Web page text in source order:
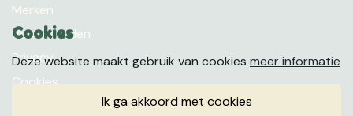
Merken
Voorwaarden
Privacy
Cookies
Cookies
Deze website maakt gebruik van cookies meer informatie
ik ga akkoord met cookies